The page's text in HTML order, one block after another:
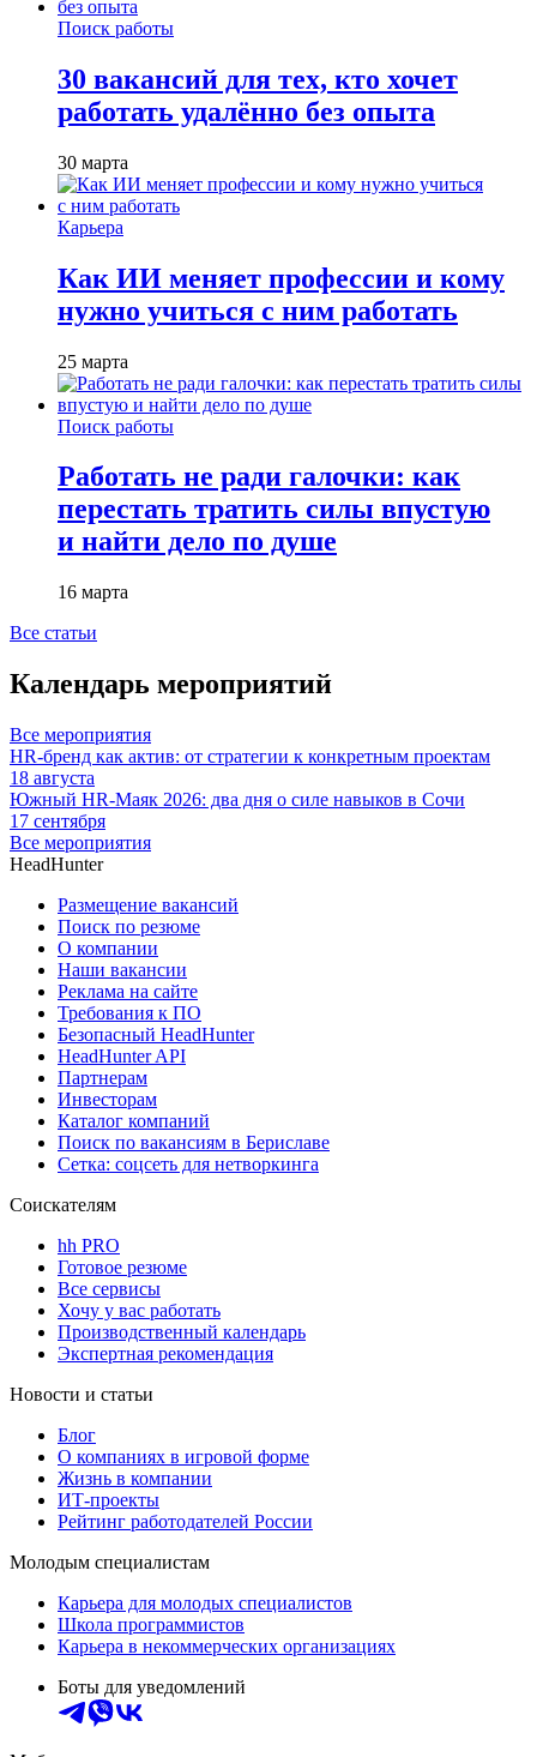
Поиск работы
30 вакансий для тех, кто хочет
работать удалённо без опыта
30 марта
Карьера
Как ИИ меняет профессии и кому
нужно учиться с ним работать
25 марта
Поиск работы
Работать не ради галочки: как
перестать тратить силы впустую
и найти дело по душе
16 марта
Все статьи
Календарь мероприятий
Все мероприятия
HR-бренд как актив: от стратегии к конкретным проектам
18 августа
Южный HR-Маяк 2026: два дня о силе навыков в Сочи
17 сентября
Все мероприятия
HeadHunter
Размещение вакансий
Поиск по резюме
О компании
Наши вакансии
Реклама на сайте
Требования к ПО
Безопасный HeadHunter
HeadHunter API
Партнерам
Инвесторам
Каталог компаний
Поиск по вакансиям в Бериславе
Сетка: соцсеть для нетворкинга
Соискателям
hh PRO
Готовое резюме
Все сервисы
Хочу у вас работать
Производственный календарь
Экспертная рекомендация
Новости и статьи
Блог
О компаниях в игровой форме
Жизнь в компании
ИТ-проекты
Рейтинг работодателей России
Молодым специалистам
Карьера для молодых специалистов
Школа программистов
Карьера в некоммерческих организациях
Боты для уведомлений